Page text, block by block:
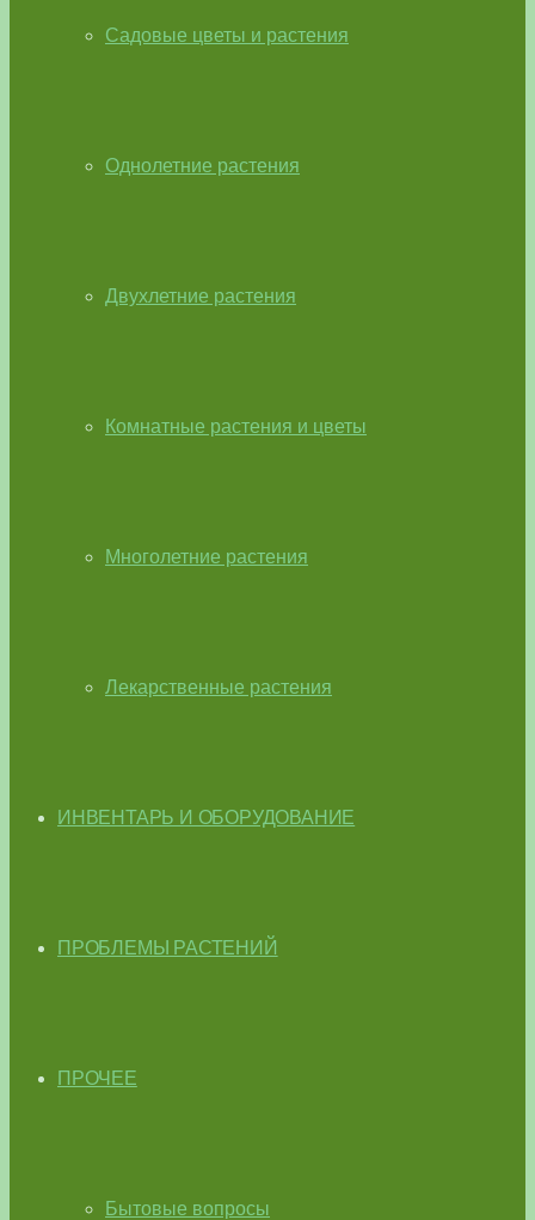
Садовые цветы и растения
Однолетние растения
Двухлетние растения
Комнатные растения и цветы
Многолетние растения
Лекарственные растения
ИНВЕНТАРЬ И ОБОРУДОВАНИЕ
ПРОБЛЕМЫ РАСТЕНИЙ
ПРОЧЕЕ
Бытовые вопросы